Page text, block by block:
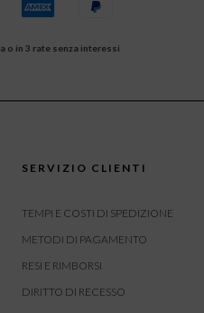
o in 3 rate senza interessi
SERVIZIO CLIENTI
TEMPI E COSTI DI SPEDIZIONE
METODI DI PAGAMENTO
RESI E RIMBORSI
DIRITTO DI RECESSO